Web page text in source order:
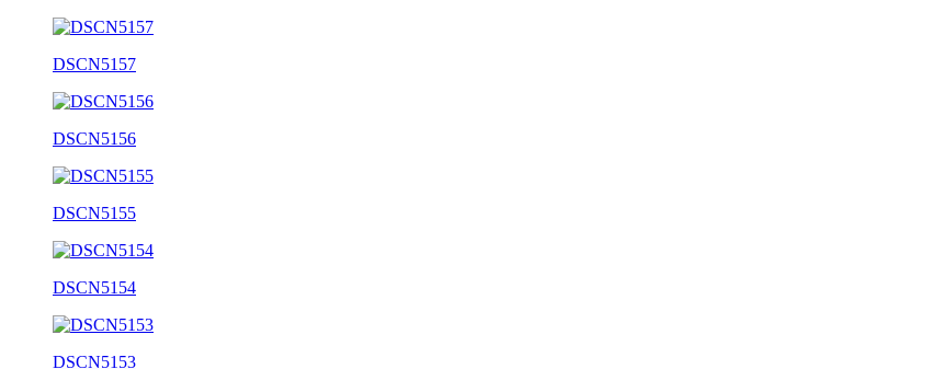
DSCN5157
DSCN5156
DSCN5155
DSCN5154
DSCN5153